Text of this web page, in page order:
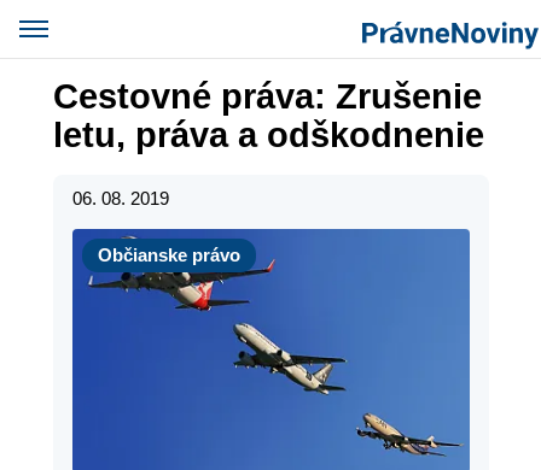
Cestovné práva: Zrušenie
letu, práva a odškodnenie
06. 08. 2019
Občianske právo
Občianske právo